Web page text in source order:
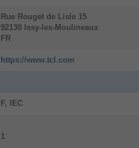
Rue Rouget de Lisle 15
92130 Issy-les-Moulineaux
FR
https://www.tcl.com
F, IEC
1